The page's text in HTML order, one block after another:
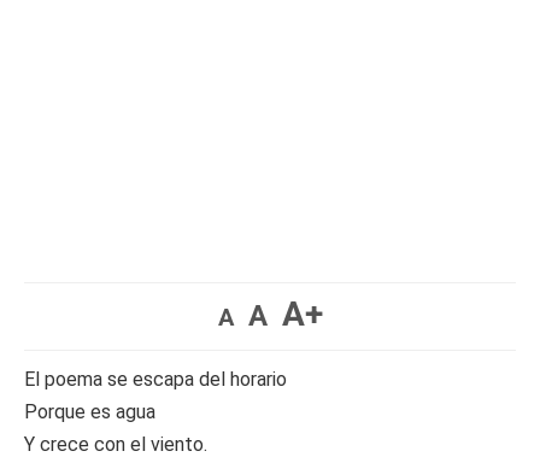
A A A+
El poema se escapa del horario
Porque es agua
Y crece con el viento.